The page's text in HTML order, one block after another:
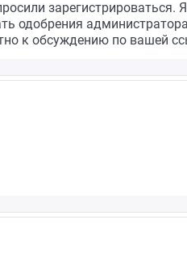
зарегистрироваться.
одобрения
к обсуждению по вашей